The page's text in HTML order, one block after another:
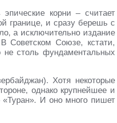
корни – считает
границе, и сразу берешь с
а исключительно издание
Советском Союзе, кстати,
не столь фундаментальных
Хотя некоторые
однако крупнейшее и
«Туран». И оно много пишет